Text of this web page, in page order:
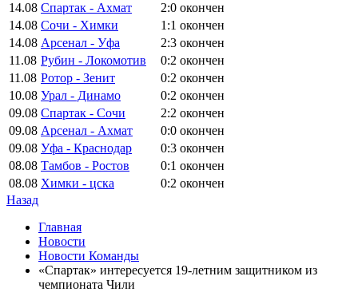
14.08 Спартак - Ахмат 2:0 окончен
14.08 Сочи - Химки 1:1 окончен
14.08 Арсенал - Уфа 2:3 окончен
11.08 Рубин - Локомотив 0:2 окончен
11.08 Ротор - Зенит 0:2 окончен
10.08 Урал - Динамо 0:2 окончен
09.08 Спартак - Сочи 2:2 окончен
09.08 Арсенал - Ахмат 0:0 окончен
09.08 Уфа - Краснодар 0:3 окончен
08.08 Тамбов - Ростов 0:1 окончен
08.08 Химки - цска 0:2 окончен
Назад
Главная
Новости
Новости Команды
«Спартак» интересуется 19-летним защитником из
чемпионата Чили